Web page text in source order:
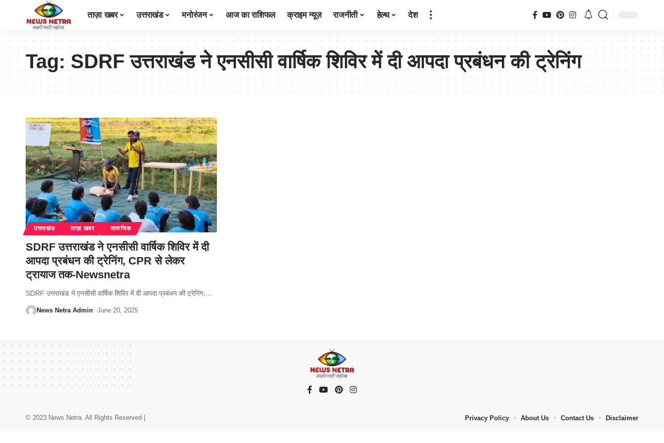
ताज़ा खबर उत्तराखंड मनोरंजन आज का राशिफल क्राइम न्यूज़ राजनीती हेल्थ देश
Tag:SDRF उत्तराखंड ने एनसीसी वार्षिक शिविर में दी आपदा प्रबंधन की ट्रेनिंग
उत्तराखंड ताज़ा खबर सामाजिक
SDRF उत्तराखंड ने एनसीसी वार्षिक शिविर में दी
आपदा प्रबंधन की ट्रेनिंग, CPR से लेकर
ट्रायाज तक-Newsnetra
SDRF उत्तराखंड ने एनसीसी वार्षिक शिविर में दी आपदा प्रबंधन की ट्रेनिंग,
News Netra Admin June 20, 2025
© 2023 News Netra. All Rights Reserved | Privacy Policy About Us Contact Us Disclaimer